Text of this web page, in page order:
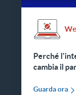
Perché
cambia il
Guarda ora